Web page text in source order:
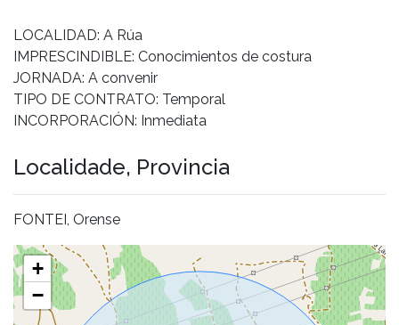
LOCALIDAD: A Rúa
IMPRESCINDIBLE: Conocimientos de costura
JORNADA: A convenir
TIPO DE CONTRATO: Temporal
INCORPORACIÓN: Inmediata
Localidade, Provincia
FONTEI, Orense
+
−